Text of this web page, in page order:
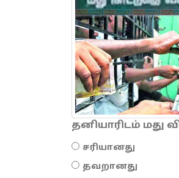
தனியாரிடம் மது
சரியானது
தவறானது